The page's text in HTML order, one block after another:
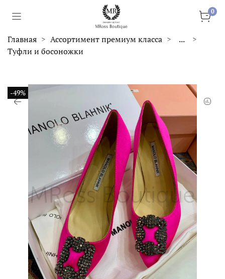
0
Главная Ассортимент премиум класса
...
Туфли и босоножки
-49%